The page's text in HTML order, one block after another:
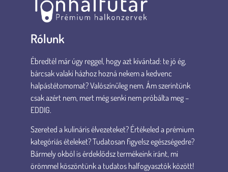
Rólunk
Ébredtél már úgy reggel, hogy azt kívántad: te jó ég,
bárcsak valaki házhoz hozná nekem a kedvenc
halpástétomomat? Valószínűleg nem. Ám szerintünk
csak azért nem, mert még senki nem próbálta meg –
EDDIG.
Szereted a kulináris élvezeteket? Értékeled a prémium
kategóriás ételeket? Tudatosan figyelsz egészségedre?
Bármely okból is érdeklődsz termékeink iránt, mi
örömmel köszöntünk a tudatos halfogyasztók között!